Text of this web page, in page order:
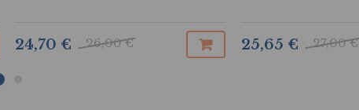
26,00 €
24,70 € 27,00 €
25,65 €